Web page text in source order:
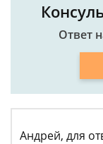
Ответ
Андрей, для